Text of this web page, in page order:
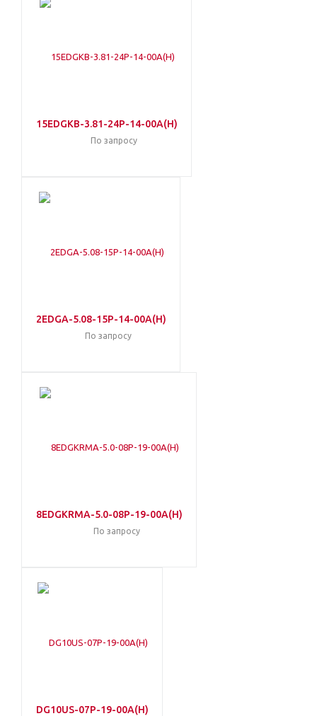
15EDGKB-3.81-24P-14-00A(H)
По запросу
2EDGA-5.08-15P-14-00A(H)
По запросу
8EDGKRMA-5.0-08P-19-00A(H)
По запросу
DG10US-07P-19-00A(H)